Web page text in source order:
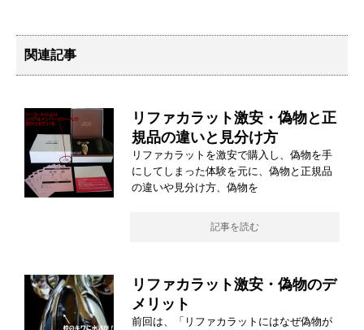
関連記事
リファカラット激安・偽物と正
規品の違いと見分け方
リファカラットを激安で購入し、偽物を手
にしてしまった体験を元に、偽物と正規品
の違いや見分け方、偽物を
記事を読む
リファカラット激安・偽物のデ
メリット
前回は、「リファカラットにはなぜ偽物が